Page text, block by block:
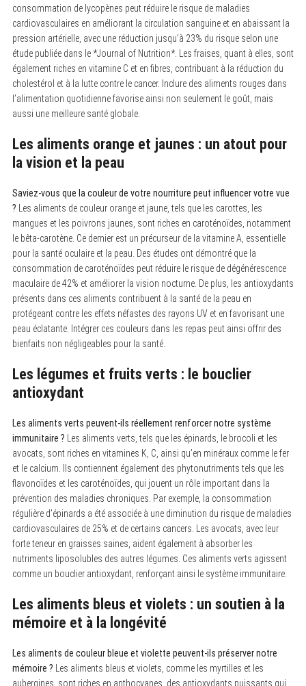
consommation de lycopènes peut réduire le risque de maladies
cardiovasculaires en améliorant la circulation sanguine et en abaissant la
pression artérielle, avec une réduction jusqu’à 23% du risque selon une
étude publiée dans le *Journal of Nutrition*. Les fraises, quant à elles, sont
également riches en vitamine C et en fibres, contribuant à la réduction du
cholestérol et à la lutte contre le cancer. Inclure des aliments rouges dans
l’alimentation quotidienne favorise ainsi non seulement le goût, mais
aussi une meilleure santé globale.
Les aliments orange et jaunes : un atout pour
la vision et la peau
Saviez-vous que la couleur de votre nourriture peut influencer votre vue
? Les aliments de couleur orange et jaune, tels que les carottes, les
mangues et les poivrons jaunes, sont riches en caroténoïdes, notamment
le bêta-carotène. Ce dernier est un précurseur de la vitamine A, essentielle
pour la santé oculaire et la peau. Des études ont démontré que la
consommation de caroténoïdes peut réduire le risque de dégénérescence
maculaire de 42% et améliorer la vision nocturne. De plus, les antioxydants
présents dans ces aliments contribuent à la santé de la peau en
protégeant contre les effets néfastes des rayons UV et en favorisant une
peau éclatante. Intégrer ces couleurs dans les repas peut ainsi offrir des
bienfaits non négligeables pour la santé.
Les légumes et fruits verts : le bouclier
antioxydant
Les aliments verts peuvent-ils réellement renforcer notre système
immunitaire ? Les aliments verts, tels que les épinards, le brocoli et les
avocats, sont riches en vitamines K, C, ainsi qu’en minéraux comme le fer
et le calcium. Ils contiennent également des phytonutriments tels que les
flavonoïdes et les caroténoïdes, qui jouent un rôle important dans la
prévention des maladies chroniques. Par exemple, la consommation
régulière d’épinards a été associée à une diminution du risque de maladies
cardiovasculaires de 25% et de certains cancers. Les avocats, avec leur
forte teneur en graisses saines, aident également à absorber les
nutriments liposolubles des autres légumes. Ces aliments verts agissent
comme un bouclier antioxydant, renforçant ainsi le système immunitaire.
Les aliments bleus et violets : un soutien à la
mémoire et à la longévité
Les aliments de couleur bleue et violette peuvent-ils préserver notre
mémoire ? Les aliments bleus et violets, comme les myrtilles et les
aubergines, sont riches en anthocyanes, des antioxydants puissants qui
e
a